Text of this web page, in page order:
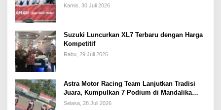
Kamis, 30 Juli 2026
Suzuki Luncurkan XL7 Terbaru dengan Harga
Kompetitif
Rabu, 29 Juli 2026
Astra Motor Racing Team Lanjutkan Tradisi
Juara, Kumpulkan 7 Podium di Mandalika
Racing Series Putaran ke 3
Selasa, 28 Juli 2026